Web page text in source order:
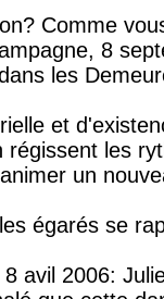
Comme
8
les
et
les
un
égarés se
avil 2006: